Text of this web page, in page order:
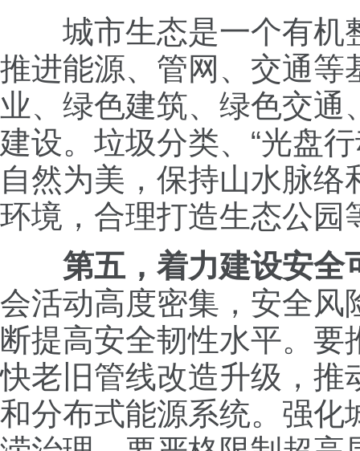
城市生态是一个有机
推进能源、管网、交通等
业、绿色建筑、绿色交
建设。垃圾分类、“光盘
自然为美，保持山水脉
环境，合理打造生态公园
第五，着力建设安全
会活动高度密集，安全风
断提高安全韧性水平。
快老旧管线改造升级，推
和分布式能源系统。强化